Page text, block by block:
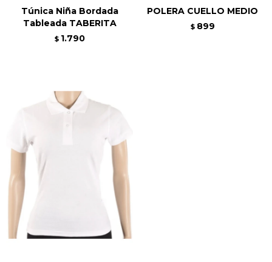
Túnica Niña Bordada
Tableada TABERITA
$ 1.790
POLERA CUELLO MEDIO
$ 899